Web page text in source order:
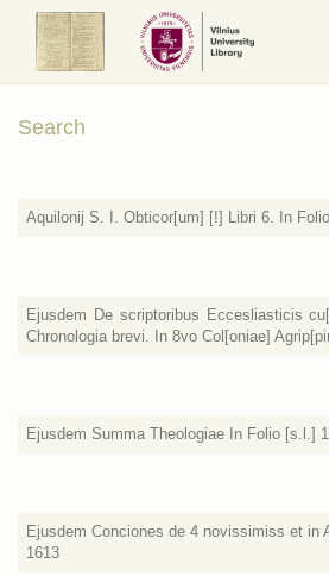
Search
Aquilonij S. I. Obticor[um] [!] Libri 6. In
Ejusdem De scriptoribus Eccesliasticis
Chronologia brevi. In 8vo Col[oniae]
Ejusdem Summa Theologiae In Folio [s.l.]
Ejusdem Conciones de 4 novissimiss et in
1613